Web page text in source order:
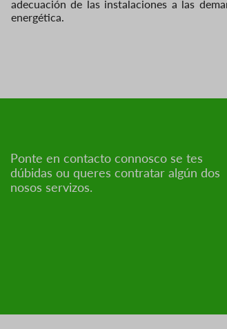
adecuación de las instalaciones a las
energética.
Ponte en contacto connosco se tes
dúbidas ou queres contratar algún dos
nosos servizos.